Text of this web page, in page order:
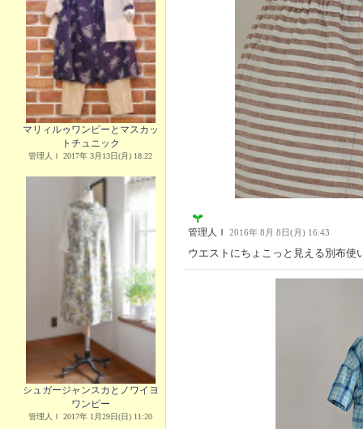
マリィルゥワンピーとマスカッ
トチュニック
管理人Ｉ 2017年 3月13日(月) 18:22
シュガージャンスカとノワイヨ
ワンピー
管理人Ｉ 2017年 1月29日(日) 11:20
管理人Ｉ 2016年 8月 8日(月) 16:43
ウエストにちょこっと見える別布使